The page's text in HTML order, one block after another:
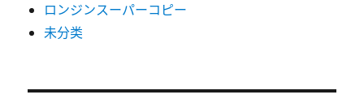
ロンジンスーパーコピー
未分类